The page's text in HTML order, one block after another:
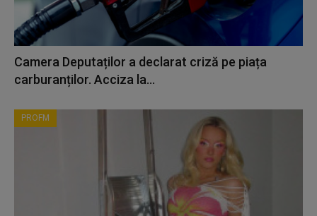
Camera Deputaților a declarat criză pe piața
carburanților. Acciza la...
PROFM